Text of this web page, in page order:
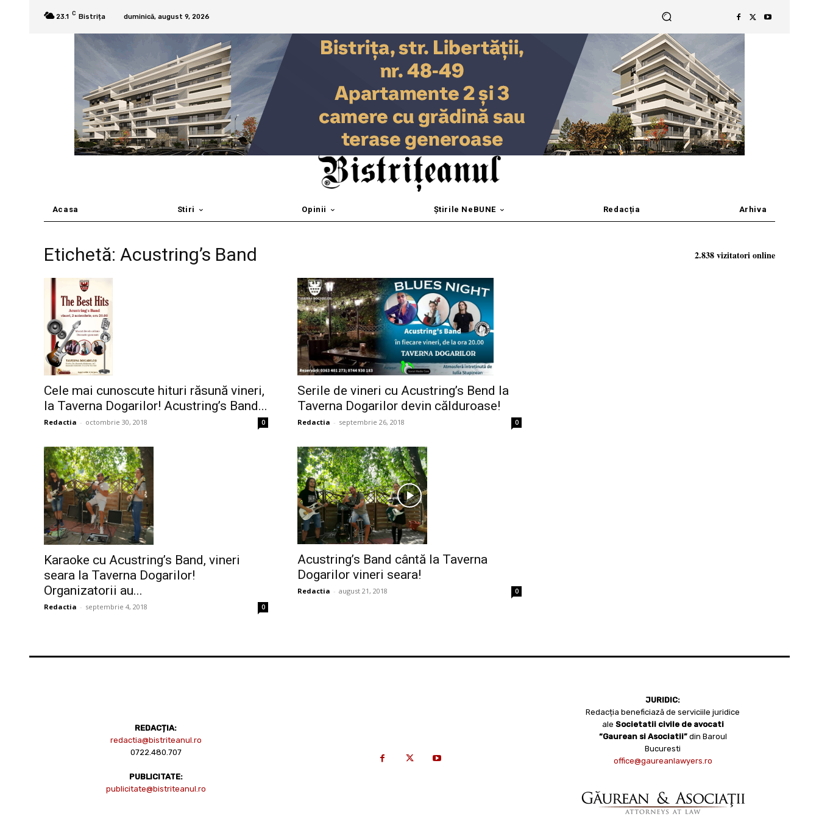
23.1 C Bistrița duminică, august 9, 2026
Acasa Stiri Opinii Știrile NeBUNE Redacția Arhiva
Etichetă: Acustring’s Band
Cele mai cunoscute hituri răsună vineri,
la Taverna Dogarilor! Acustring’s Band...
Redactia - octombrie 30, 2018 0
Serile de vineri cu Acustring’s Bend la
Taverna Dogarilor devin călduroase!
Redactia - septembrie 26, 2018 0
Karaoke cu Acustring’s Band, vineri
seara la Taverna Dogarilor!
Organizatorii au...
Redactia - septembrie 4, 2018 0
Acustring’s Band cântă la Taverna
Dogarilor vineri seara!
Redactia - august 21, 2018 0
2.838 vizitatori online
REDACȚIA:
redactia@bistriteanul.ro
0722.480.707
PUBLICITATE:
publicitate@bistriteanul.ro
JURIDIC:
Redacția beneficiază de serviciile juridice
ale Societatii civile de avocati
“Gaurean si Asociatii” din Baroul
Bucuresti
office@gaureanlawyers.ro